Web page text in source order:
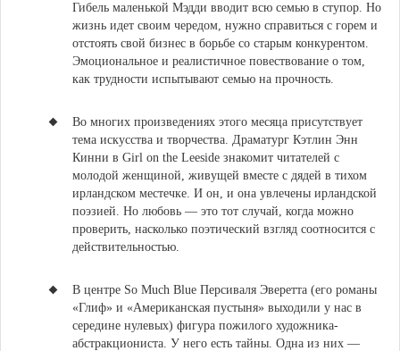
Гибель маленькой Мэдди вводит всю семью в ступор. Но
жизнь идет своим чередом, нужно справиться с горем и
отстоять свой бизнес в борьбе со старым конкурентом.
Эмоциональное и реалистичное повествование о том,
как трудности испытывают семью на прочность.
Во многих произведениях этого месяца присутствует
тема искусства и творчества. Драматург Кэтлин Энн
Кинни в Girl on the Leeside знакомит читателей с
молодой женщиной, живущей вместе с дядей в тихом
ирландском местечке. И он, и она увлечены ирландской
поэзией. Но любовь — это тот случай, когда можно
проверить, насколько поэтический взгляд соотносится с
действительностью.
В центре So Much Blue Персиваля Эверетта (его романы
«Глиф» и «Американская пустыня» выходили у нас в
середине нулевых) фигура пожилого художника-
абстракциониста. У него есть тайны. Одна из них —